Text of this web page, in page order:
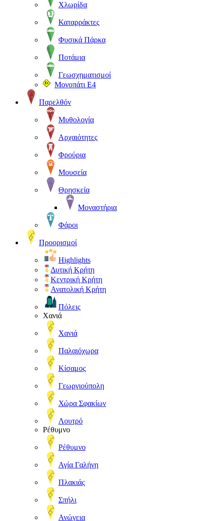
Χλωρίδα
Καταρράκτες
Φυσικά Πάρκα
Ποτάμια
Γεωσχηματισμοί
Μονοπάτι Ε4
Παρελθόν
Μυθολογία
Αρχαιότητες
Φρούρια
Μουσεία
Θρησκεία
Μοναστήρια
Φάροι
Προορισμοί
Highlights
Δυτική Κρήτη
Κεντρική Κρήτη
Ανατολική Κρήτη
Πόλεις
Χανιά
Χανιά
Παλαιόχωρα
Κίσαμος
Γεωργιούπολη
Χώρα Σφακίων
Λουτρό
Ρέθυμνο
Ρέθυμνο
Αγία Γαλήνη
Πλακιάς
Σπήλι
Ανώγεια